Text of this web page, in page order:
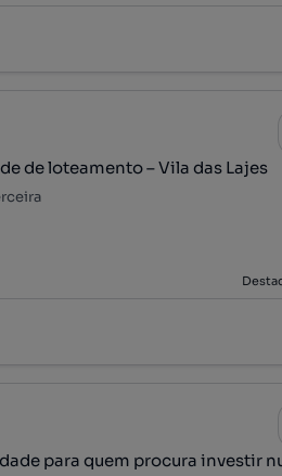
de loteamento – Vila das Lajes
para quem procura investir